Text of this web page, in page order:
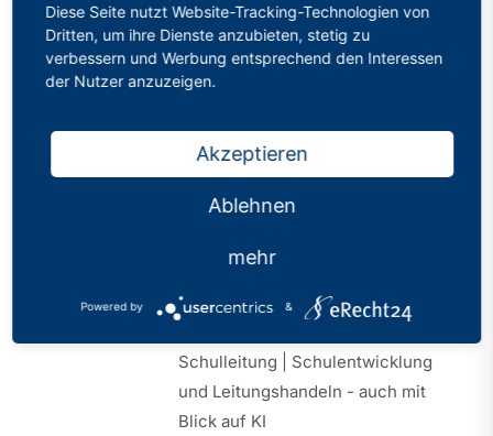
(EFV)
25.09.2026
2026 B049 | SLQ II | Elemente der
2026 B050 | Perspektive A15 |
Aufstiegschancen im Schuldienst
Aufstiegschancen im Schuldienst
20.03.2026
2026 B046 | SLQ I |
Schulleitung | Schulentwicklung
und Leitungshandeln - auch mit
Blick auf KI
Diese Seite nutzt Website-Tracking-Technologien von
Dritten, um ihre Dienste anzubieten, stetig zu
verbessern und Werbung entsprechend den Interessen
der Nutzer anzuzeigen.
Akzeptieren
Ablehnen
mehr
Powered by &